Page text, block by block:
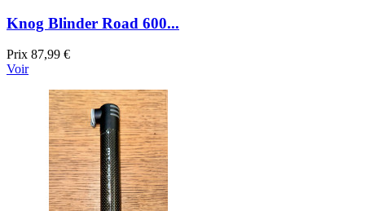
Knog Blinder Road 600...
Prix 87,99 €
Voir